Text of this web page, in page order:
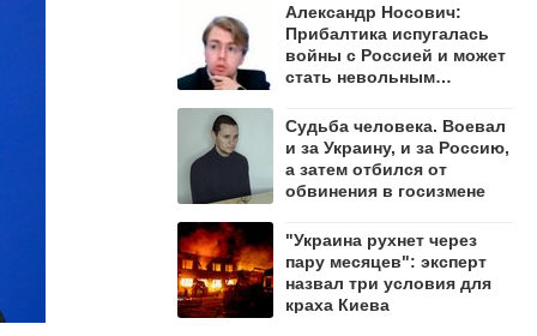
Александр Носович:
Прибалтика испугалась
войны с Россией и может
стать невольным
Судьба человека. Воевал
и за Украину, и за Россию,
а затем отбился от
обвинения в госизмене
"Украина рухнет через
пару месяцев": эксперт
назвал три условия для
краха Киева